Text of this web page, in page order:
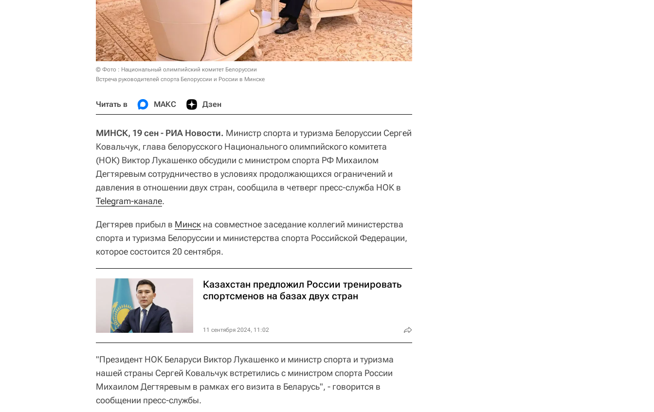
© Фото : Национальный олимпийский комитет Белоруссии
Встреча руководителей спорта Белоруссии и России в Минске
Читать в МАКС Дзен
МИНСК, 19 сен - РИА Новости. Министр спорта и туризма Белоруссии Сергей
Ковальчук, глава белорусского Национального олимпийского комитета
(НОК) Виктор Лукашенко обсудили с министром спорта РФ Михаилом
Дегтяревым сотрудничество в условиях продолжающихся ограничений и
давления в отношении двух стран, сообщила в четверг пресс-служба НОК в
Telegram-канале.
Дегтярев прибыл в Минск на совместное заседание коллегий министерства
спорта и туризма Белоруссии и министерства спорта Российской Федерации,
которое состоится 20 сентября.
Казахстан предложил России тренировать
спортсменов на базах двух стран
11 сентября 2024, 11:02
"Президент НОК Беларуси Виктор Лукашенко и министр спорта и туризма
нашей страны Сергей Ковальчук встретились с министром спорта России
Михаилом Дегтяревым в рамках его визита в Беларусь", - говорится в
сообщении пресс-службы.